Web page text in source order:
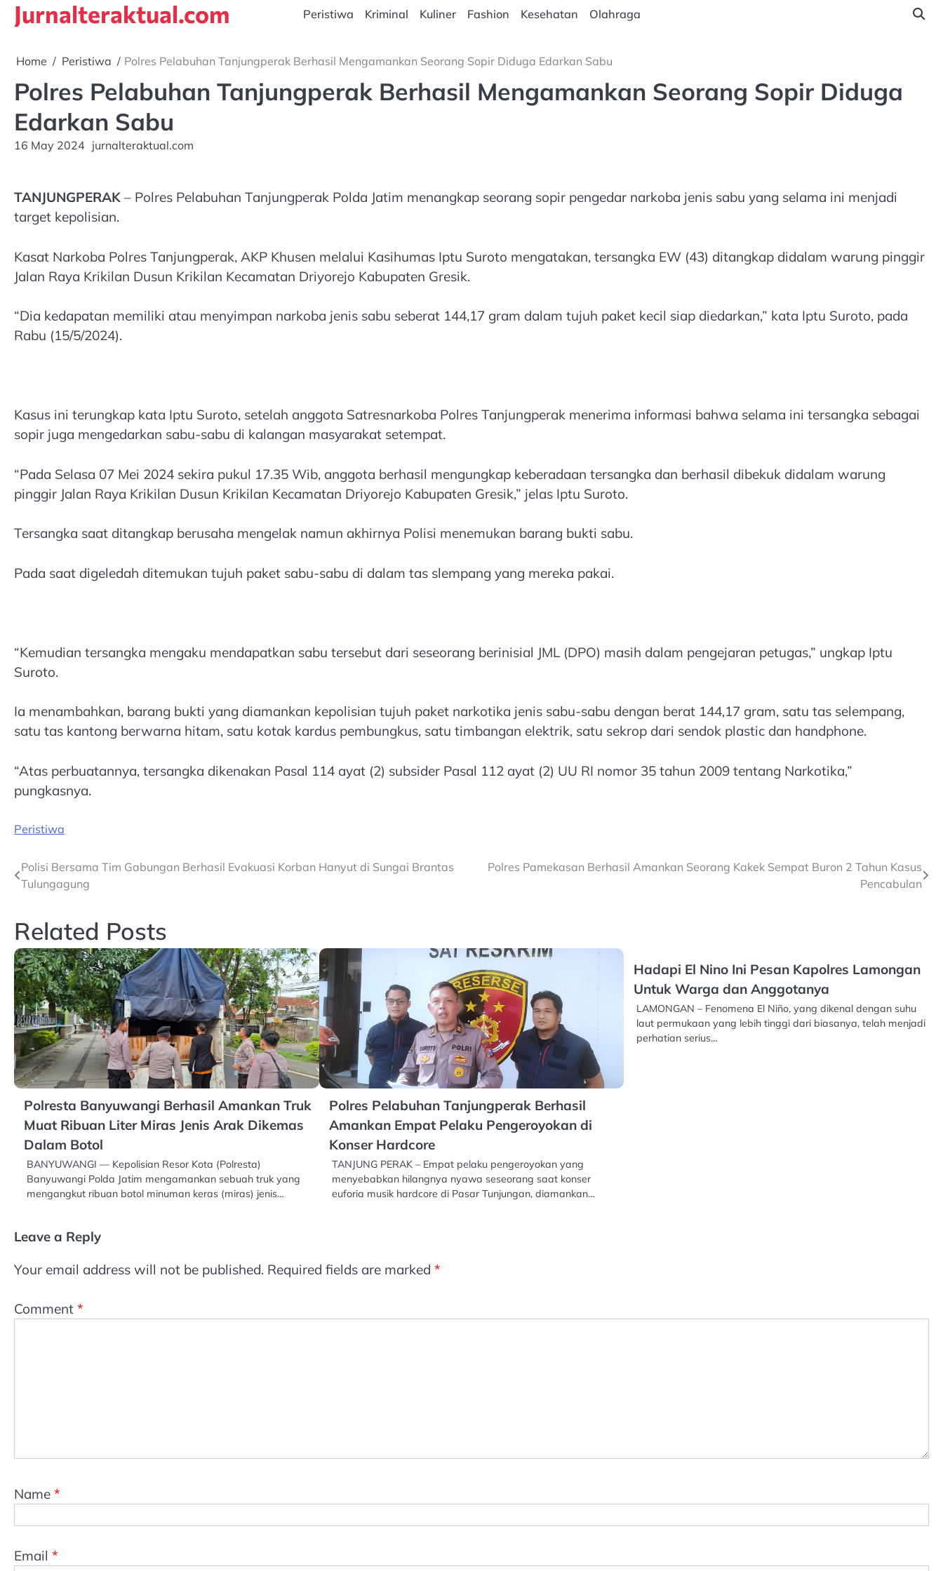
SkipJurnalteraktual.com Peristiwa Kriminal Kuliner Fashion Kesehatan Olahraga
Home Peristiwa Polres Pelabuhan Tanjungperak Berhasil Mengamankan Seorang Sopir Diduga Edarkan Sabu
Polres Pelabuhan Tanjungperak Berhasil Mengamankan Seorang Sopir Diduga
Edarkan Sabu
16 May 2024 jurnalteraktual.com
TANJUNGPERAK – Polres Pelabuhan Tanjungperak Polda Jatim menangkap seorang sopir pengedar narkoba jenis sabu yang selama ini menjadi
target kepolisian.
Kasat Narkoba Polres Tanjungperak, AKP Khusen melalui Kasihumas Iptu Suroto mengatakan, tersangka EW (43) ditangkap didalam warung pinggir
Jalan Raya Krikilan Dusun Krikilan Kecamatan Driyorejo Kabupaten Gresik.
“Dia kedapatan memiliki atau menyimpan narkoba jenis sabu seberat 144,17 gram dalam tujuh paket kecil siap diedarkan,” kata Iptu Suroto, pada
Rabu (15/5/2024).
Kasus ini terungkap kata Iptu Suroto, setelah anggota Satresnarkoba Polres Tanjungperak menerima informasi bahwa selama ini tersangka sebagai
sopir juga mengedarkan sabu-sabu di kalangan masyarakat setempat.
“Pada Selasa 07 Mei 2024 sekira pukul 17.35 Wib, anggota berhasil mengungkap keberadaan tersangka dan berhasil dibekuk didalam warung
pinggir Jalan Raya Krikilan Dusun Krikilan Kecamatan Driyorejo Kabupaten Gresik,” jelas Iptu Suroto.
Tersangka saat ditangkap berusaha mengelak namun akhirnya Polisi menemukan barang bukti sabu.
Pada saat digeledah ditemukan tujuh paket sabu-sabu di dalam tas slempang yang mereka pakai.
“Kemudian tersangka mengaku mendapatkan sabu tersebut dari seseorang berinisial JML (DPO) masih dalam pengejaran petugas,” ungkap Iptu
Suroto.
Ia menambahkan, barang bukti yang diamankan kepolisian tujuh paket narkotika jenis sabu-sabu dengan berat 144,17 gram, satu tas selempang,
satu tas kantong berwarna hitam, satu kotak kardus pembungkus, satu timbangan elektrik, satu sekrop dari sendok plastic dan handphone.
“Atas perbuatannya, tersangka dikenakan Pasal 114 ayat (2) subsider Pasal 112 ayat (2) UU RI nomor 35 tahun 2009 tentang Narkotika,”
pungkasnya.
Peristiwa
Post
navigation
Polisi Bersama Tim Gabungan Berhasil Evakuasi Korban Hanyut di Sungai Brantas
Tulungagung
Polres Pamekasan Berhasil Amankan Seorang Kakek Sempat Buron 2 Tahun Kasus
Pencabulan
Related Posts
Polresta Banyuwangi Berhasil Amankan Truk
Muat Ribuan Liter Miras Jenis Arak Dikemas
Dalam Botol
BANYUWANGI — Kepolisian Resor Kota (Polresta)
Banyuwangi Polda Jatim mengamankan sebuah truk yang
mengangkut ribuan botol minuman keras (miras) jenis…
Polres Pelabuhan Tanjungperak Berhasil
Amankan Empat Pelaku Pengeroyokan di
Konser Hardcore
TANJUNG PERAK – Empat pelaku pengeroyokan yang
menyebabkan hilangnya nyawa seseorang saat konser
euforia musik hardcore di Pasar Tunjungan, diamankan…
Hadapi El Nino Ini Pesan Kapolres Lamongan
Untuk Warga dan Anggotanya
LAMONGAN – Fenomena El Niño, yang dikenal dengan suhu
laut permukaan yang lebih tinggi dari biasanya, telah menjadi
perhatian serius…
Leave a Reply
Your email address will not be published. Required fields are marked *
Comment *
Name *
Email *